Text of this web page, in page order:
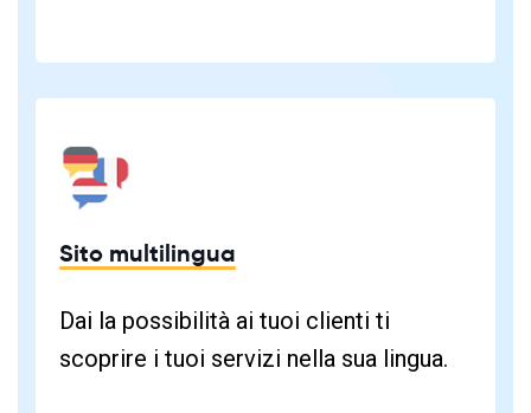
Sito multilingua
Dai la possibilità ai tuoi clienti ti
scoprire i tuoi servizi nella sua lingua.